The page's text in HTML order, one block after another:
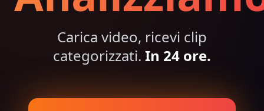
Carica video, ricevi clip
categorizzati. In 24 ore.